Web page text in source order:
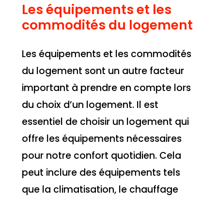
Les équipements et les
commodités du logement
Les équipements et les commodités
du logement sont un autre facteur
important à prendre en compte lors
du choix d’un logement. Il est
essentiel de choisir un logement qui
offre les équipements nécessaires
pour notre confort quotidien. Cela
peut inclure des équipements tels
que la climatisation, le chauffage